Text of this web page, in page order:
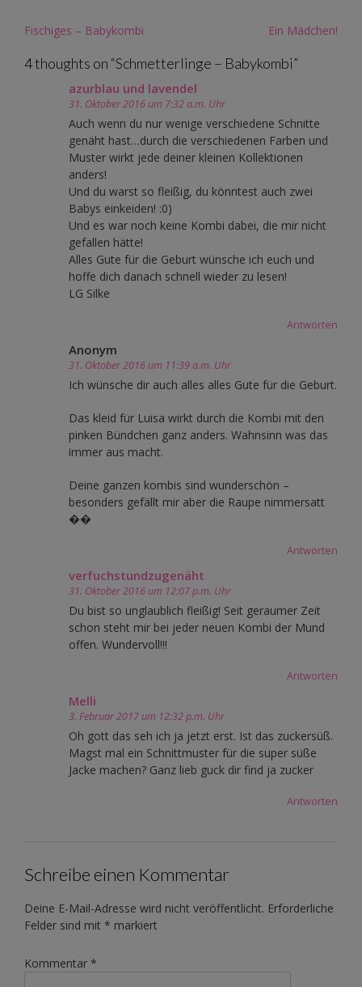
Post
Fischiges – Babykombi Ein Mädchen!
4 thoughts on “Schmetterlinge – Babykombi”
azurblau und lavendel
31. Oktober 2016 um 7:32 a.m. Uhr
Auch wenn du nur wenige verschiedene Schnitte
genäht hast…durch die verschiedenen Farben und
Muster wirkt jede deiner kleinen Kollektionen
anders!
Und du warst so fleißig, du könntest auch zwei
Babys einkeiden! :0)
Und es war noch keine Kombi dabei, die mir nicht
gefallen hätte!
Alles Gute für die Geburt wünsche ich euch und
hoffe dich danach schnell wieder zu lesen!
LG Silke
Antworten
Anonym
31. Oktober 2016 um 11:39 a.m. Uhr
Ich wünsche dir auch alles alles Gute für die Geburt.
Das kleid für Luisa wirkt durch die Kombi mit den
pinken Bündchen ganz anders. Wahnsinn was das
immer aus macht.
Deine ganzen kombis sind wunderschön –
besonders gefällt mir aber die Raupe nimmersatt
��
Antworten
verfuchstundzugenäht
31. Oktober 2016 um 12:07 p.m. Uhr
Du bist so unglaublich fleißig! Seit geraumer Zeit
schon steht mir bei jeder neuen Kombi der Mund
offen. Wundervoll!!!
Antworten
Melli
3. Februar 2017 um 12:32 p.m. Uhr
Oh gott das seh ich ja jetzt erst. Ist das zuckersüß.
Magst mal ein Schnittmuster für die super süße
Jacke machen? Ganz lieb guck dir find ja zucker
Antworten
Schreibe einen Kommentar
Deine E-Mail-Adresse wird nicht veröffentlicht. Erforderliche
Felder sind mit * markiert
Kommentar *